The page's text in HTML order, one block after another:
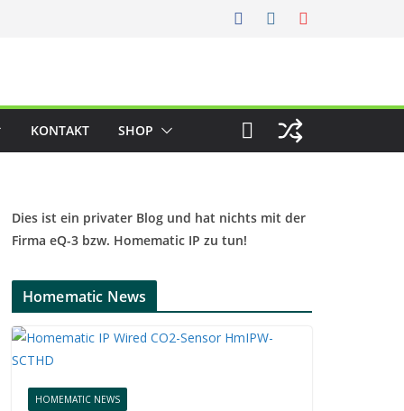
KONTAKT SHOP
Dies ist ein privater Blog und hat nichts mit der
Firma eQ-3 bzw. Homematic IP zu tun!
Homematic News
HOMEMATIC NEWS